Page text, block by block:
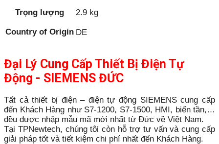
Trọng lượng 2.9 kg
Country of Origin DE
Đại Lý Cung Cấp Thiết Bị Điện Tự
Động - SIEMENS ĐỨC
Tất cả thiết bị điện – điện tự động SIEMENS cung cấp
đến Khách Hàng như S7-1200, S7-1500, HMI, biến tần,…
đều được nhập mẫu mã mới nhất từ Đức về Việt Nam.
Tại TPNewtech, chúng tôi còn hỗ trợ tư vấn và cung cấp
giải pháp tốt và tiết kiệm chi phí nhất đến Khách Hàng.